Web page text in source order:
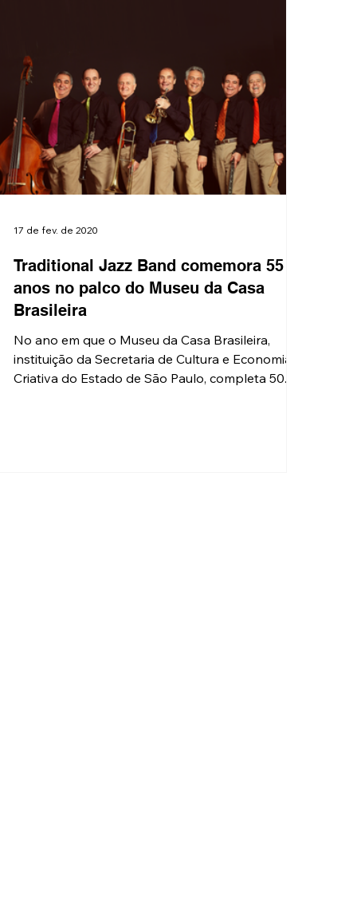
Traditional Jazz Band comemora 55
anos no palco do Museu da Casa
Brasileira
No ano em que o Museu da Casa Brasileira,
instituição da Secretaria de Cultura e Economia
Criativa do Estado de São Paulo, completa 50...
17 de fev. de 2020